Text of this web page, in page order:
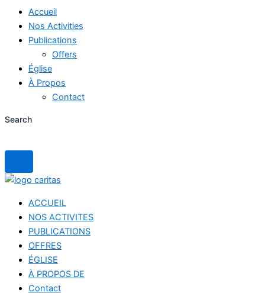
Accueil
Nos Activities
Publications
Offers
Église
À Propos
Contact
Search
ACCUEIL
NOS ACTIVITES
PUBLICATIONS
OFFRES
ÉGLISE
À PROPOS DE
Contact